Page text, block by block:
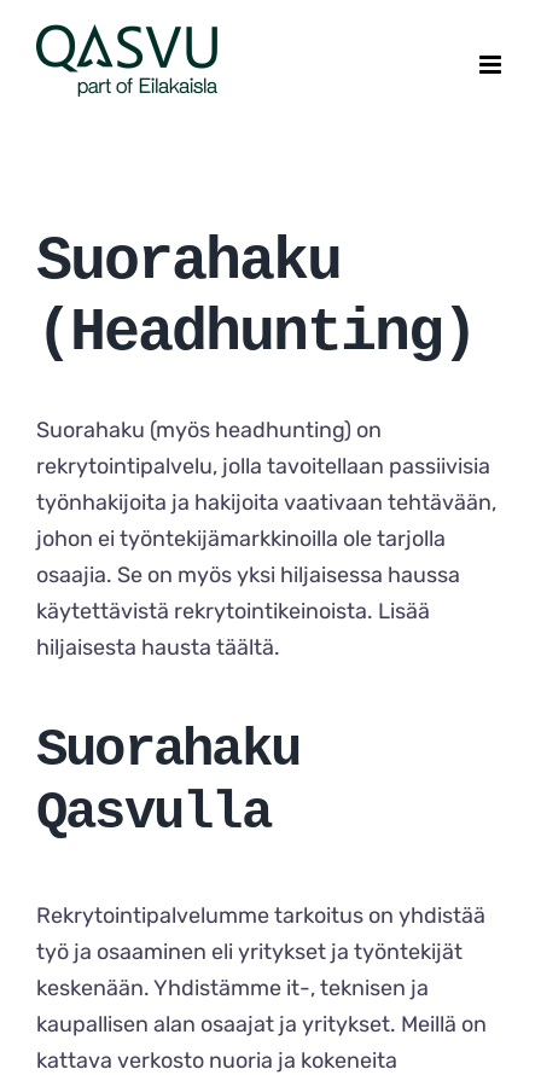
content
Suorahaku
(Headhunting)
Suorahaku (myös headhunting) on
rekrytointipalvelu, jolla tavoitellaan passiivisia
työnhakijoita ja hakijoita vaativaan tehtävään,
johon ei työntekijämarkkinoilla ole tarjolla
osaajia. Se on myös yksi hiljaisessa haussa
käytettävistä rekrytointikeinoista. Lisää
hiljaisesta hausta täältä.
Suorahaku
Qasvulla
Rekrytointipalvelumme tarkoitus on yhdistää
työ ja osaaminen eli yritykset ja työntekijät
keskenään. Yhdistämme it-, teknisen ja
kaupallisen alan osaajat ja yritykset. Meillä on
kattava verkosto nuoria ja kokeneita